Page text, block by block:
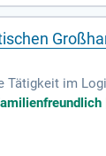
im
und
2-Schicht-